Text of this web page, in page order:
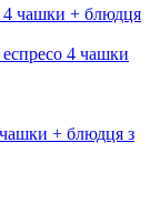
чашки + блюдця з